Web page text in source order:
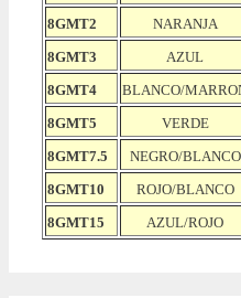
8GMT2
NARANJA
8GMT3
AZUL
8GMT4
BLANCO/
8GMT5
VERDE
8GMT7.5
NEGRO/BLANCO
8GMT10
ROJO/BLANCO
8GMT15
AZUL/ROJO